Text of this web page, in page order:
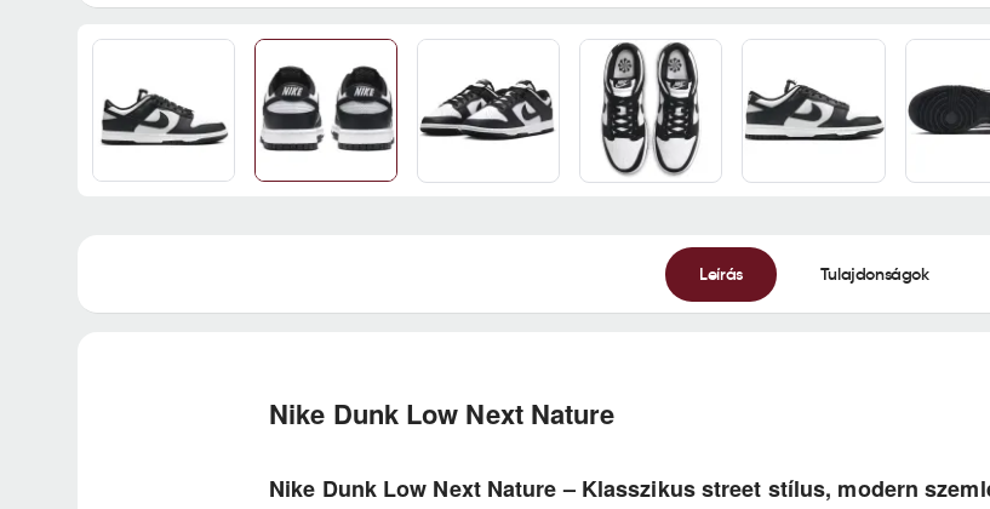
Leírás Tulajdonságok
Nike Dunk Low Next Nature
Nike Dunk Low Next Nature – Klasszikus street stílus, modern